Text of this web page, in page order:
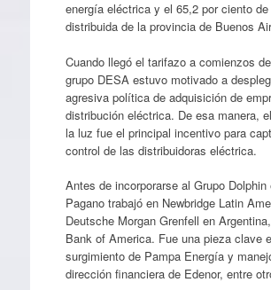
energía eléctrica y el 65,2 por ciento
distribuida de la provincia de Buenos
Cuando llegó el tarifazo a comienzos
grupo DESA estuvo motivado a
agresiva política de adquisición de
distribución eléctrica. De esa manera,
la luz fue el principal incentivo para
control de las distribuidoras eléctrica.
Antes de incorporarse al Grupo Dolphin
Pagano trabajó en Newbridge Latin
Deutsche Morgan Grenfell en
Bank of America. Fue una pieza clave
surgimiento de Pampa Energía y
dirección financiera de Edenor, entre